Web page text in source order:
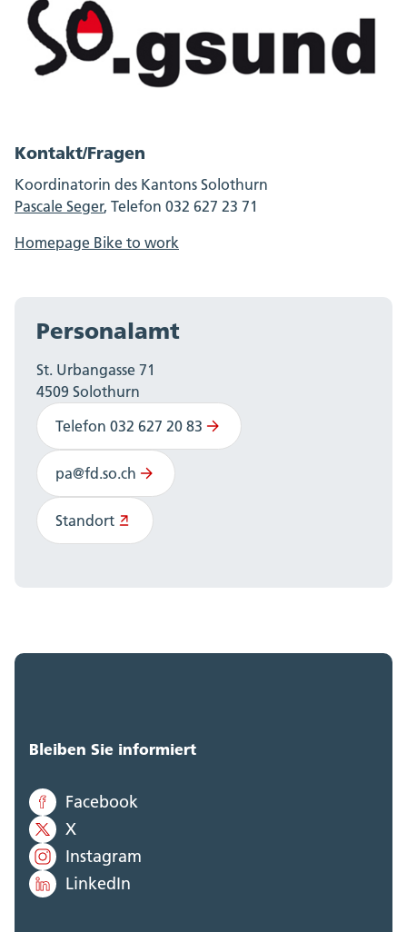
Kontakt/Fragen
Koordinatorin des Kantons Solothurn
Pascale Seger, Telefon 032 627 23 71
Homepage Bike to work
Personalamt
St. Urbangasse 71
4509 Solothurn
Telefon 032 627 20 83
pa@fd.so.ch
Standort
Bleiben Sie informiert
Facebook
X
Instagram
LinkedIn